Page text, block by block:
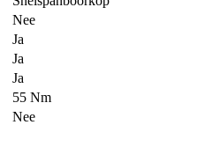
Nee
Ja
Ja
Ja
55 Nm
Nee